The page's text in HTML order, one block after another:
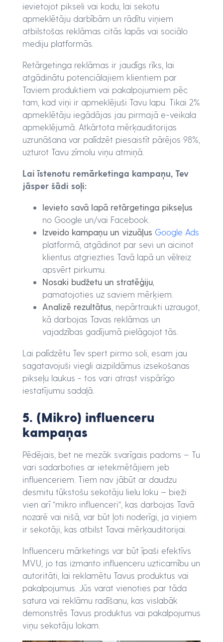
ievietojot pikseli vai kodu, lai sekotu
apmeklētāju darbībām un rādītu viņiem
atbilstošas reklāmas citās lapās vai sociālo
mediju platformās.
Retārgetinga reklāmas ir jaudīgs rīks, lai
atgādinātu potenciālajiem klientiem par
Taviem produktiem vai pakalpojumiem pēc
tam, kad viņi ir apmeklējuši Tavu lapu. Tikai 2%
apmeklētāju iegādājas jau pirmajā e-veikala
apmeklējumā. Atkārtota mērķauditorijas
uzrunāšana var palīdzēt piesaistīt pārējos 98%,
uzturot Tavu zīmolu viņu atmiņā.
Lai īstenotu remārketinga kampaņu, Tev
jāsper šādi soļi:
Ievieto savā lapā retārgetinga pikseļus
no Google un/vai Facebook.
Izveido kampaņu un vizuāļus Google Ads
platformā, atgādinot par sevi un aicinot
klientus atgriezties Tavā lapā un vēlreiz
apsvērt pirkumu.
Nosaki budžetu un stratēģiju
pamatojoties uz saviem mērķiem.
Analizē rezultātus , nepārtraukti uzraugot,
kā darbojas Tavas reklāmas un
vajadzības gadījumā pielāgojot tās.
Lai palīdzētu Tev spert pirmo soli, esam jau
sagatavojuši viegli aizpildāmus izsekošanas
pikseļu laukus - tos vari atrast vispārīgo
iestatījumu sadaļā.
5. (Mikro) influenceru
kampaņas
Pēdējais, bet ne mezāk svarīgais padoms – Tu
vari sadarboties ar ietekmētājiem jeb
influenceriem. Tiem nav jābūt ar daudzu
desmitu tūkstošu sekotāju lielu loku – bieži
vien arī “mikro influenceri”, kas darbojas Tavā
nozarē vai nišā, var būt ļoti noderīgi, ja viņiem
ir sekotāji, kas atbilst Tavai mērķauditorijai.
Influenceru mārketings var būt īpaši efektīvs
MVU, jo tas izmanto influenceru uzticamību un
autoritāti, lai reklamētu Tavus produktus vai
pakalpojumus. Jūs varat vienoties par tāda
satura vai reklāmu radīšanu, kas vislabāk
demonstrēs Tavus produktus vai pakalpojumus
viņu sekotāju lokam.